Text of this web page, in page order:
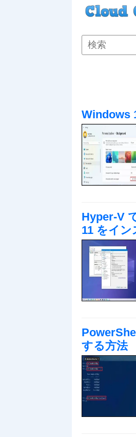
Windows
Hyper-V
11 をイン
する方法